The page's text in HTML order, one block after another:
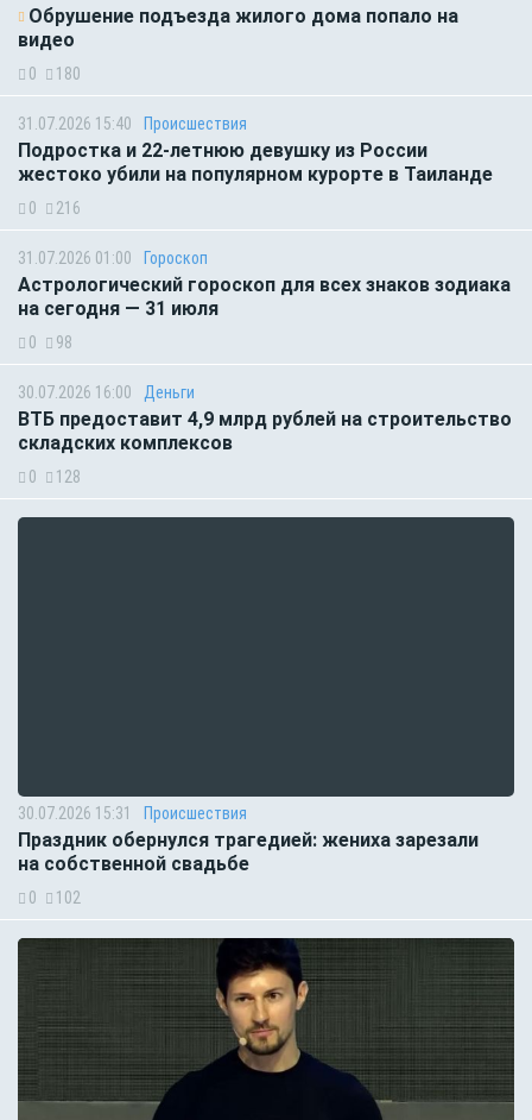
Обрушение подъезда жилого дома попало на
видео
0 180
31.07.2026 15:40 Происшествия
Подростка и 22-летнюю девушку из России
жестоко убили на популярном курорте в Таиланде
0 216
31.07.2026 01:00 Гороскоп
Астрологический гороскоп для всех знаков зодиака
на сегодня — 31 июля
0 98
30.07.2026 16:00 Деньги
ВТБ предоставит 4,9 млрд рублей на строительство
складских комплексов
0 128
30.07.2026 15:31 Происшествия
Праздник обернулся трагедией: жениха зарезали
на собственной свадьбе
0 102